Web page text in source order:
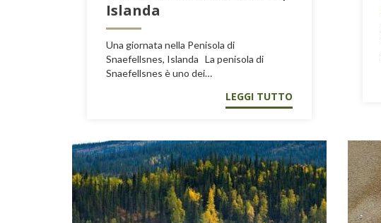
Islanda
Una giornata nella Penisola di
Snaefellsnes, Islanda La penisola di
Snaefellsnes è uno dei…
LEGGI TUTTO